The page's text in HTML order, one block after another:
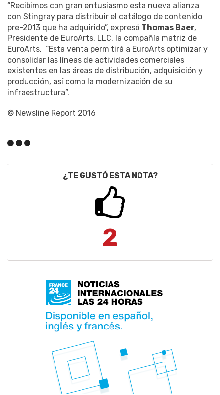
“Recibimos con gran entusiasmo esta nueva alianza
con Stingray para distribuir el catálogo de contenido
pre-2013 que ha adquirido”, expresó Thomas Baer,
Presidente de EuroArts, LLC, la compañía matriz de
EuroArts. “Esta venta permitirá a EuroArts optimizar y
consolidar las líneas de actividades comerciales
existentes en las áreas de distribución, adquisición y
producción, así como la modernización de su
infraestructura”.
© Newsline Report 2016
¿TE GUSTÓ ESTA NOTA?
2